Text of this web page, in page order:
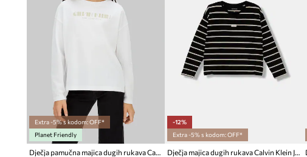
Extra -5% s kodom: OFF*
Planet Friendly
Dječja pamučna majica dugih rukava Calvin Klein Jeans
-12%
Extra -5% s kodom: OFF*